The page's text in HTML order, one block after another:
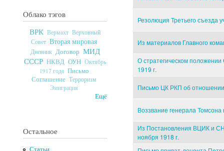
Облако тэгов
ВРК Вермахт Верховный
Совет Вторая мировая
Дневник Договор МИД
СССР НКВД ОУН Октябрь
1917 года Письмо
Соглашение Терроризм
Эмиграция
Ещё
Остальное
Статьи
Резолюция Третьего съезда
Из материалов Главного
О стратегическом
1919 г.
Письмо ЦК РКП об отношении
Воззвание генерала
Из Постановления ВЦИК и
ноября 1918 г.